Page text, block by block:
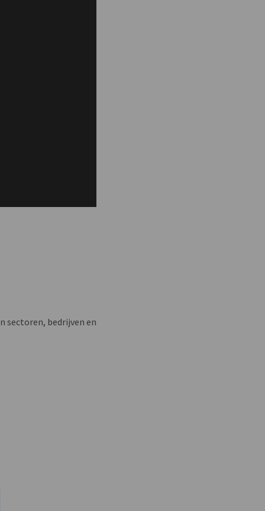
sectoren, bedrijven en